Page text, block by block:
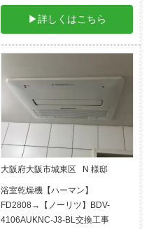
▶詳しくはこちら
大阪府大阪市城東区 N 様邸
浴室乾燥機【ハーマン】
FD2808→【ノーリツ】BDV-
4106AUKNC-J3-BL交換工事